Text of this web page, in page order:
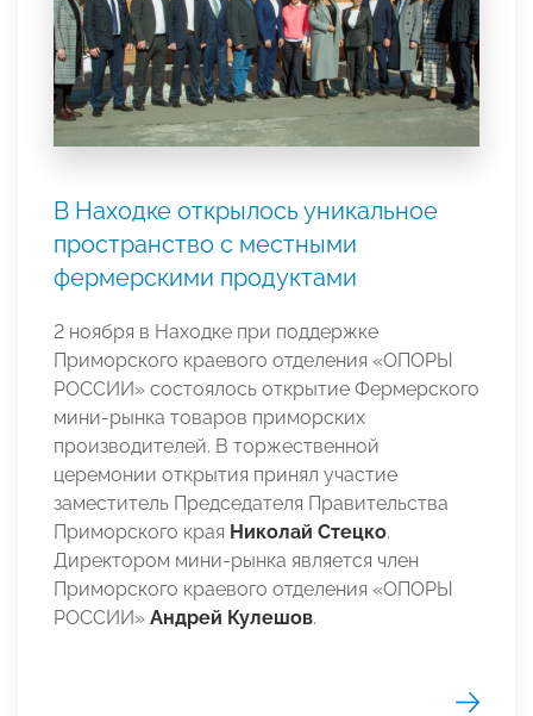
В Находке открылось уникальное
пространство с местными
фермерскими продуктами
2 ноября в Находке при поддержке
Приморского краевого отделения «ОПОРЫ
РОССИИ» состоялось открытие Фермерского
мини-рынка товаров приморских
производителей. В торжественной
церемонии открытия принял участие
заместитель Председателя Правительства
Приморского края Николай Стецко.
Директором мини-рынка является член
Приморского краевого отделения «ОПОРЫ
РОССИИ» Андрей Кулешов.